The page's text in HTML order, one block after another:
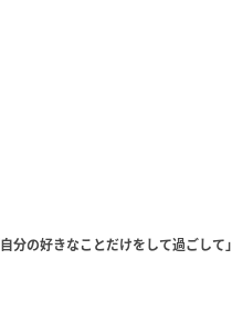
分の好きなことだけをして過ごして」